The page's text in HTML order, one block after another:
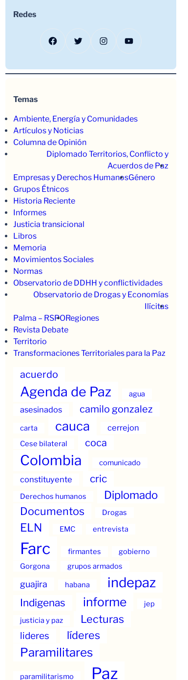
Redes
Facebook Twitter Instagram YouTube
Temas
Ambiente, Energía y Comunidades
Artículos y Noticias
Columna de Opinión
Diplomado Territorios, Conflicto y
Acuerdos de Paz
Empresas y Derechos HumanosGénero
Grupos Étnicos
Historia Reciente
Informes
Justicia transicional
Libros
Memoria
Movimientos Sociales
Normas
Observatorio de DDHH y conflictividades
Observatorio de Drogas y Economías
Ilícitas
Palma – RSPORegiones
Revista Debate
Territorio
Transformaciones Territoriales para la Paz
acuerdo
Agenda de Paz agua
asesinados camilo gonzalez
carta cauca cerrejon
Cese bilateral coca
Colombia comunicado
constituyente cric
Derechos humanos Diplomado
Documentos Drogas
ELN EMC entrevista
Farc firmantes
gobierno
Gorgona
grupos armados
guajira habana indepaz
Indigenas informe
jep
justicia y paz
Lecturas
lideres líderes
Paramilitares
paramilitarismo Paz